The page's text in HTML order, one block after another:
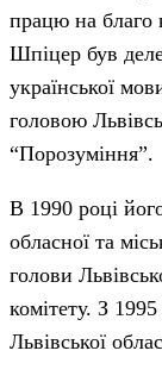
працю на благо
Шпіцер був
української
головою
“Порозуміння”.
В 1990 році
обласної та
голови
комітету. З
Львівської